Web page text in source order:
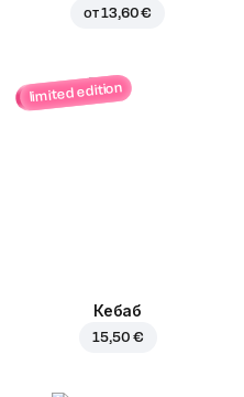
от13,60 €
limited edition
Кебаб
15,50 €